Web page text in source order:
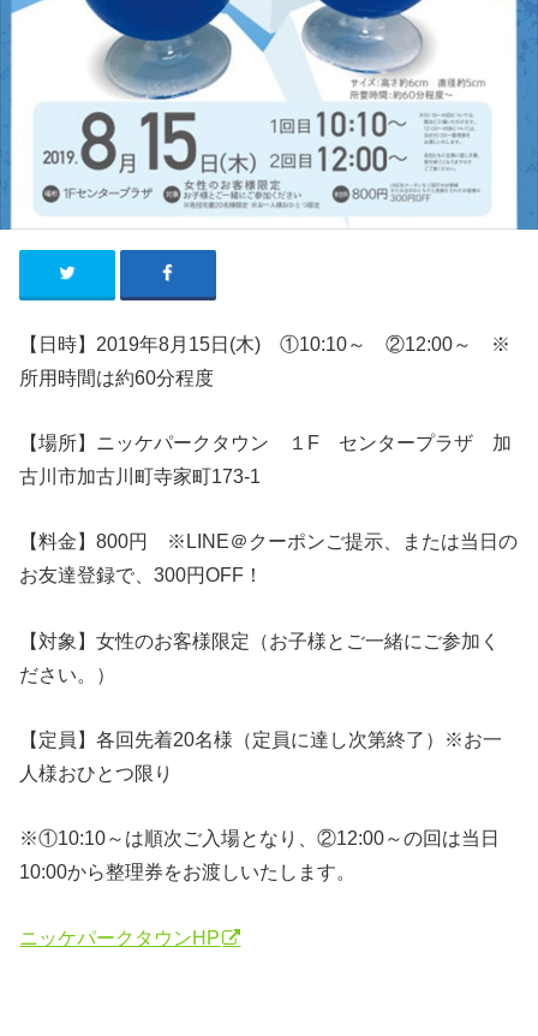
【日時】2019年8月15日(木) ①10:10～ ②12:00～
※
所用時間は約60分程度
【場所】ニッケパークタウン １F センタープラザ 加
古川市加古川町寺家町173-1
【料金】800円 ※LINE＠クーポンご提示、または当日の
お友達登録で、300円OFF！
【対象】女性のお客様限定（お子様とご一緒にご参加く
ださい。）
【定員】各回先着20名様（定員に達し次第終了）※お一
人様おひとつ限り
※①10:10～は順次ご入場となり、②12:00～の回は当日
10:00から整理券をお渡しいたします。
ニッケパークタウンHP